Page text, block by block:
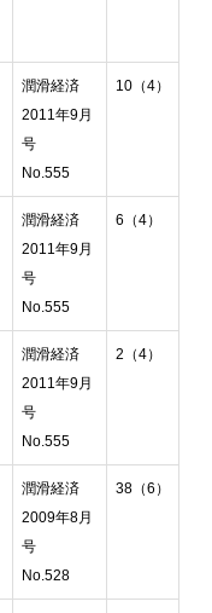
潤滑経済
2011年9月
号
No.555
10（4）
潤滑経済
2011年9月
号
No.555
6（4）
潤滑経済
2011年9月
号
No.555
2（4）
潤滑経済
2009年8月
号
No.528
38（6）